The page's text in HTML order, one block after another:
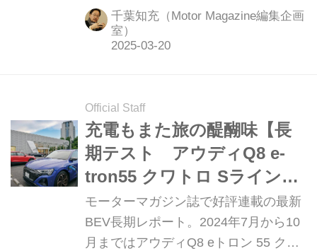
半2回のスポーツバック e-tronに続
き、後半2回はe-tronをお届けする。
千葉知充（Motor Magazine編集企画
室）
Official Staff
充電もまた旅の醍醐味【長
期テスト アウディQ8 e-
tron55 クワトロ Sライン編
②】
モーターマガジン誌で好評連載の最新
BEV長期レポート。2024年7月から10
月まではアウディQ8 eトロン 55 クワ